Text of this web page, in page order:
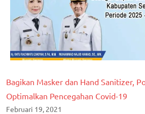
Bagikan Masker dan Hand Sanitizer,
Optimalkan Pencegahan Covid-19
Februari 19, 2021